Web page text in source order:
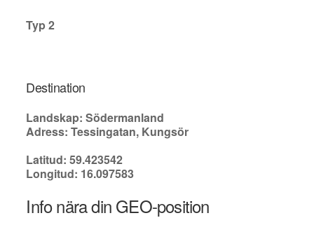
Typ 2
Destination
Landskap: Södermanland
Adress: Tessingatan, Kungsör
Latitud: 59.423542
Longitud: 16.097583
Info nära din GEO-position